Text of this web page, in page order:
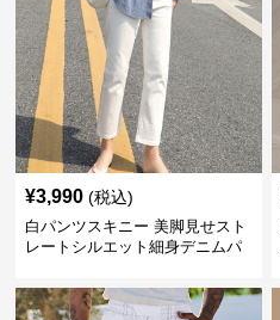
¥3,990 (税込)
白パンツスキニー 美脚見せスト
レートシルエット細身デニムパ